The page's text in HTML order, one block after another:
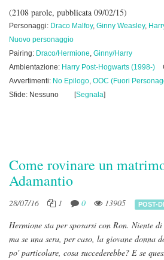
(2108 parole, pubblicata 09/02/15)
Personaggi: Draco Malfoy, Ginny Weasley,
Nuovo personaggio
Pairing: Draco/Hermione, Ginny/Harry
Ambientazione: Harry Post-Hogwarts (1998-)
Avvertimenti: No Epilogo, OOC (Fuori
Sfide: Nessuno
[Segnala]
Come rovinare un
Adamantio
28/07/16 1 0 13905 POST-
Hermione sta per sposarsi con Ron. Niente
ma se una sera, per caso, la giovane donna
po' particolare, cosa succederebbe? E se